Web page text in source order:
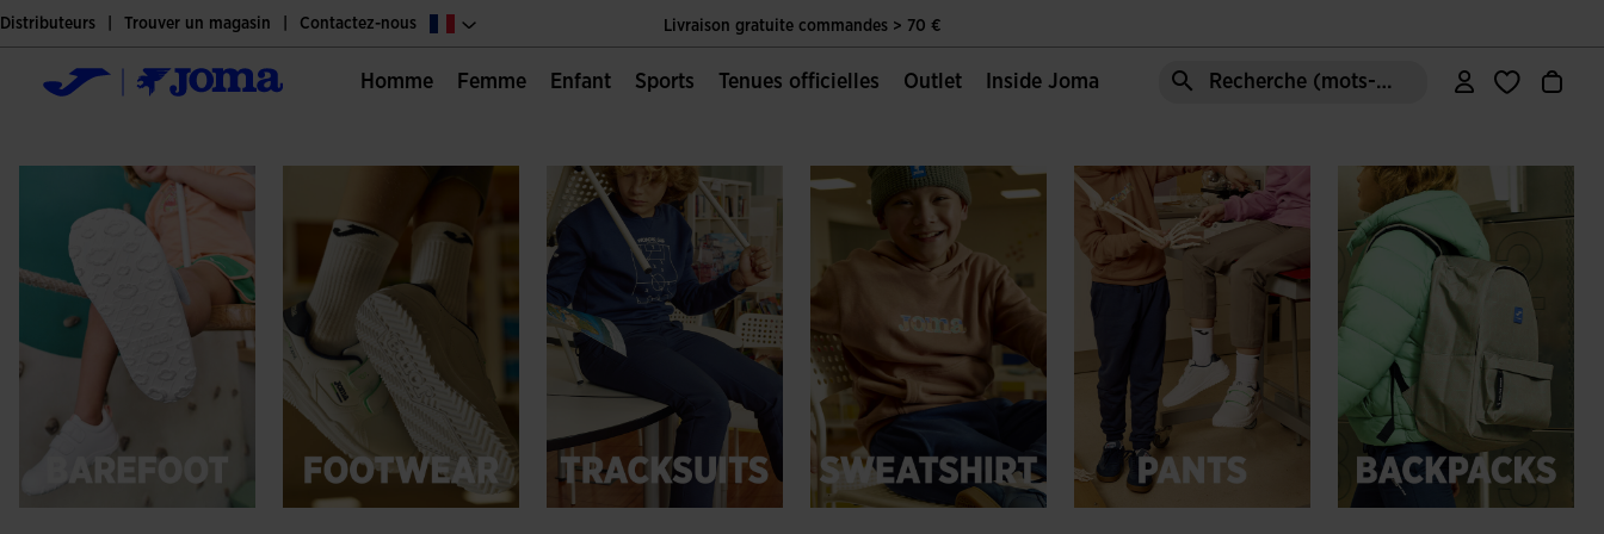
Livraison gratuite commandes > 70 €
Unique Page Officielle de Joma Sport
Unique Page Officielle de Joma Sport
Livraison gratuite commandes > 70 €
Distributeurs Trouver un magasin Contactez-nous
Homme Femme Enfant Sports Tenues officielles Outlet Inside Joma Recherche (mots-clés, etc.)